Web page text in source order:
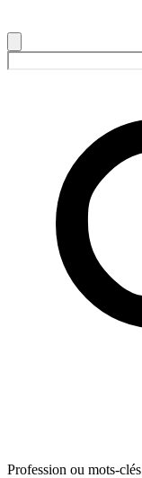
Profession ou mots-clés